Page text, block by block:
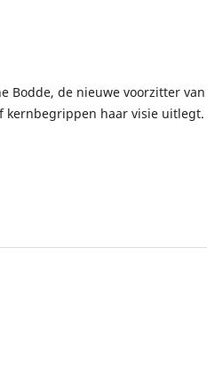
Bodde, de nieuwe voorzitter van
kernbegrippen haar visie uitlegt.